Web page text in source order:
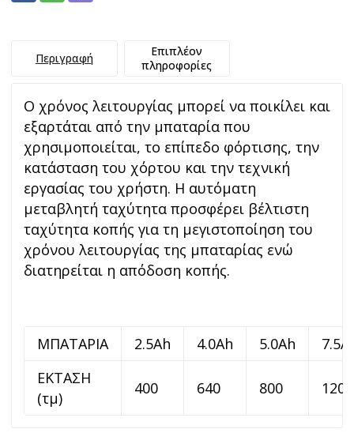
Περιγραφή
Επιπλέον
πληροφορίες
Ο χρόνος λειτουργίας μπορεί να ποικίλει και
εξαρτάται από την μπαταρία που
χρησιμοποιείται, το επίπεδο φόρτισης, την
κατάσταση του χόρτου και την τεχνική
εργασίας του χρήστη. Η αυτόματη
μεταβλητή ταχύτητα προσφέρει βέλτιστη
ταχύτητα κοπής για τη μεγιστοποίηση του
χρόνου λειτουργίας της μπαταρίας ενώ
διατηρείται η απόδοση κοπής.
ΜΠΑΤΑΡΙΑ 2.5Ah 4.0Ah 5.0Ah
ΕΚΤΑΣΗ
(τμ)
400 640 800 1200